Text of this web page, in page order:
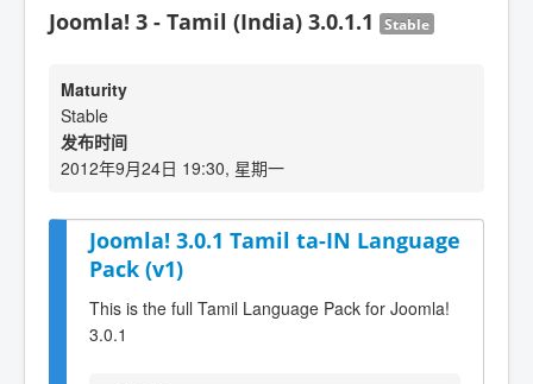
Joomla! 3 - Tamil (India) 3.0.1.1 Stable
Maturity
Stable
发布时间
2012年9月24日 19:30, 星期一
Joomla! 3.0.1 Tamil ta-IN Language
Pack (v1)
This is the full Tamil Language Pack for Joomla!
3.0.1